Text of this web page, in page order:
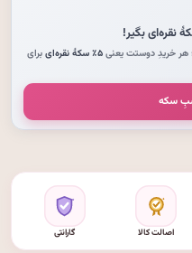
نقره‌ایبگیر!
هر خریدِ دوستت یعنی۵٪ سکهٔ نقره‌ای
برای
سکه
اصالت کالا گارانتی